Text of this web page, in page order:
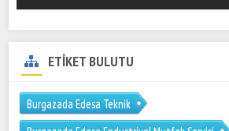
ETİKET BULUTU
Burgazada Edesa Teknik